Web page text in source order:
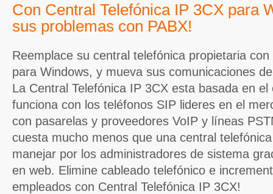
Con Central Telefónica IP 3CX para
sus problemas con PABX!
Reemplace su central telefónica propietaria
para Windows, y mueva sus comunicaciones
La Central Telefónica IP 3CX esta basada en
funciona con los teléfonos SIP lideres en el
con pasarelas y proveedores VoIP y líneas
cuesta mucho menos que una central
manejar por los administradores de sistema
en web. Elimine cableado telefónico e
empleados con Central Telefónica IP 3CX!